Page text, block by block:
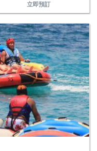
立即預訂